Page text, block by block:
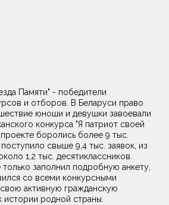
Памяти" - победители
и отборов. В Беларуси право
юноши и девушки завоевали
конкурса "Я патриот своей
боролись более 9 тыс.
свыше 9,4 тыс. заявок, из
1,2 тыс. десятиклассников.
заполнил подробную анкету,
со всеми конкурсными
свою активную гражданскую
истории родной страны.